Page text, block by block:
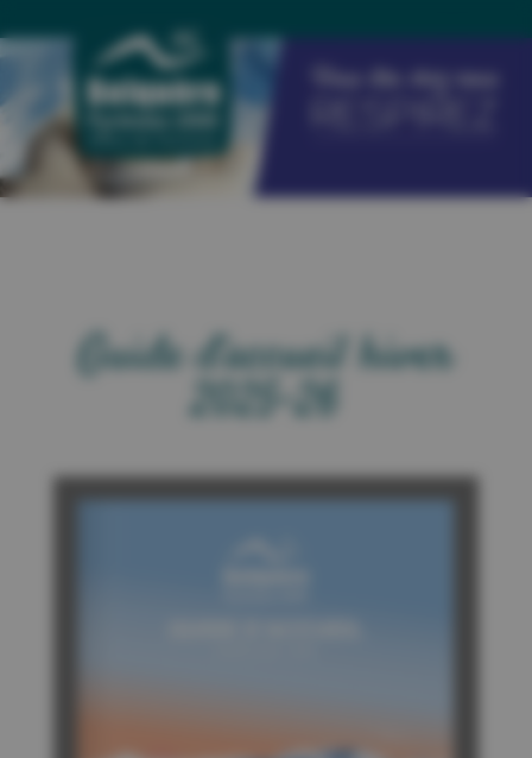
Guide d’accueil hiver
2025-26